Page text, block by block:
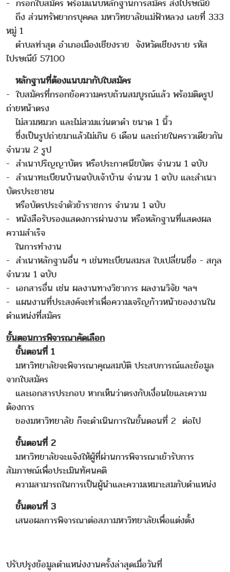
- กรอกใบสมัคร พร้อมแนบหลักฐานการสมัคร ส่งไปรษณีย์
ถึง ส่วนทรัพยากรบุคคล มหาวิทยาลัยแม่ฟ้าหลวง เลขที่ 333
หมู่ 1
ตำบลท่าสุด อำเภอเมืองเชียงราย จังหวัดเชียงราย รหัส
ไปรษณีย์ 57100
หลักฐานที่ต้องแนบมากับใบสมัคร
- ใบสมัครที่กรอกข้อความครบถ้วนสมบูรณ์แล้ว พร้อมติดรูป
ถ่ายหน้าตรง
ไม่สวมหมวก และไม่สวมแว่นตาดำ ขนาด 1 นิ้ว
ซึ่งเป็นรูปถ่ายมาแล้วไม่เกิน 6 เดือน และถ่ายในคราวเดียวกัน
จำนวน 2 รูป
- สำเนาปริญญาบัตร หรือประกาศนียบัตร จำนวน 1 ฉบับ
- สำเนาทะเบียนบ้านฉบับเจ้าบ้าน จำนวน 1 ฉบับ และสำเนา
บัตรประชาชน
หรือบัตรประจำตัวข้าราชการ จำนวน 1 ฉบับ
- หนังสือรับรองแสดงการผ่านงาน หรือหลักฐานที่แสดงผล
ความสำเร็จ
ในการทำงาน
- สำเนาหลักฐานอื่น ๆ เช่นทะเบียนสมรส ใบเปลี่ยนชื่อ - สกุล
จำนวน 1 ฉบับ
- เอกสารอื่น เช่น ผลงานทางวิชาการ ผลงานวิจัย ฯลฯ
- แผนงานที่ประสงค์จะทำเพื่อความเจริญก้าวหน้าของงานใน
ตำแหน่งที่สมัคร
ขั้นตอนการพิจารณาคัดเลือก
ขั้นตอนที่ 1
มหาวิทยาลัยจะพิจารณาคุณสมบัติ ประสบการณ์และข้อมูล
จากใบสมัคร
และเอกสารประกอบ หากเห็นว่าตรงกับเงื่อนไขและความ
ต้องการ
ของมหาวิทยาลัย ก็จะดำเนินการในขั้นตอนที่ 2 ต่อไป
ขั้นตอนที่ 2
มหาวิทยาลัยจะแจ้งให้ผู้ที่ผ่านการพิจารณาเข้ารับการ
สัมภาษณ์เพื่อประเมินทัศนคติ
ความสามารถในการเป็นผู้นำและความเหมาะสมกับตำแหน่ง
ขั้นตอนที่ 3
เสนอผลการพิจารณาต่อสภามหาวิทยาลัยเพื่อแต่งตั้ง
ปรับปรุงข้อมูลตำแหน่งงานครั้งล่าสุดเมื่อวันที่